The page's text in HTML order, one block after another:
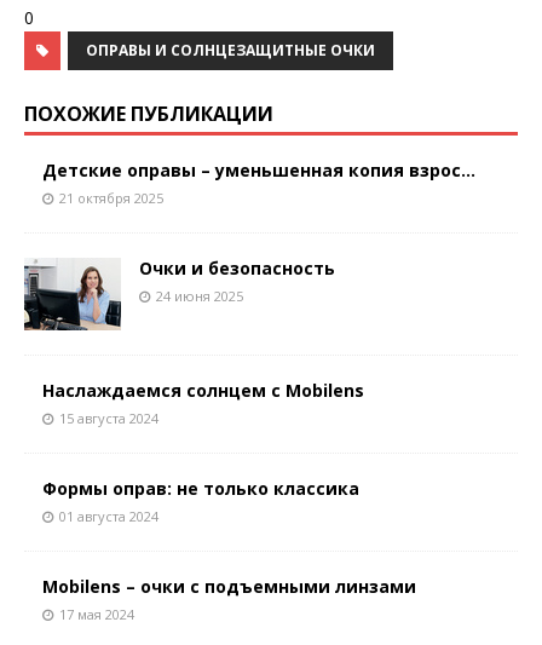
0
ОПРАВЫ И СОЛНЦЕЗАЩИТНЫЕ ОЧКИ
ПОХОЖИЕ ПУБЛИКАЦИИ
Детские оправы – уменьшенная копия взрос...
21 октября 2025
Очки и безопасность
24 июня 2025
Наслаждаемся солнцем с Mobilens
15 августа 2024
Формы оправ: не только классика
01 августа 2024
Mobilens – очки с подъемными линзами
17 мая 2024